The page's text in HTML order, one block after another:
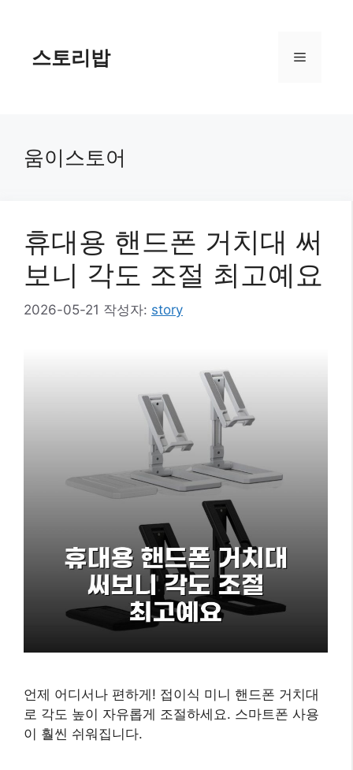
스토리밥 메
움이스토어
휴대용 핸드폰 거치대 써
보니 각도 조절 최고예요
2026-05-21 작성자: story
언제 어디서나 편하게! 접이식 미니 핸드폰 거치대
로 각도 높이 자유롭게 조절하세요. 스마트폰 사용
이 훨씬 쉬워집니다.